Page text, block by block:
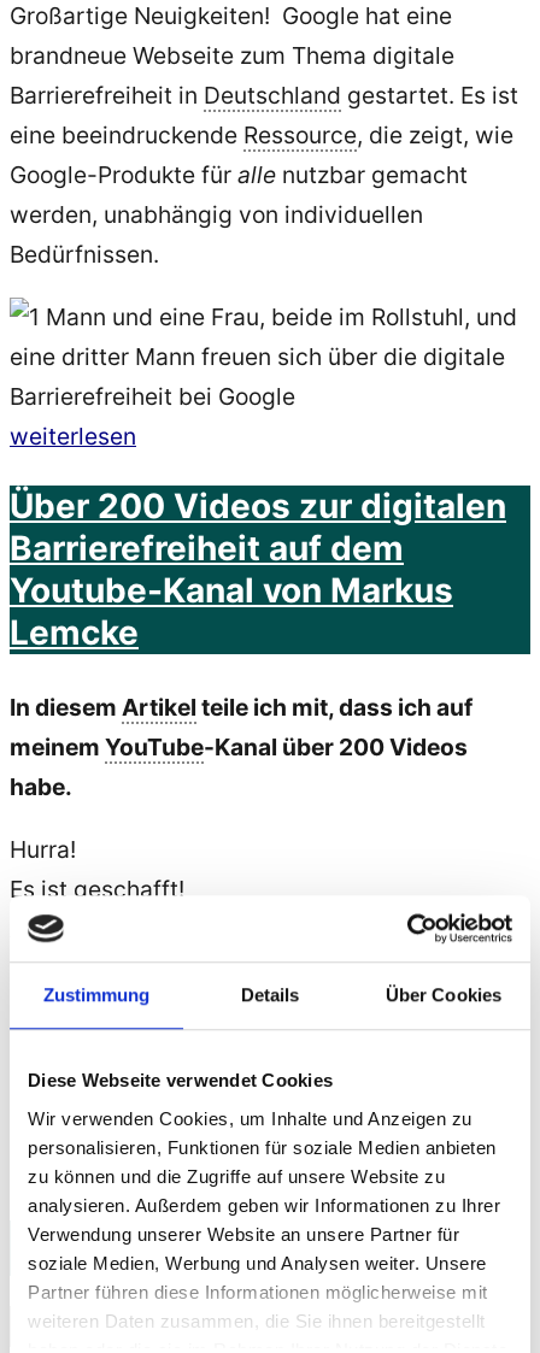
Zustimmung Details Über Cookies
Diese Webseite verwendet Cookies
Wir verwenden Cookies, um Inhalte und Anzeigen zu
personalisieren, Funktionen für soziale Medien anbieten
zu können und die Zugriffe auf unsere Website zu
analysieren. Außerdem geben wir Informationen zu Ihrer
Verwendung unserer Website an unsere Partner für
soziale Medien, Werbung und Analysen weiter. Unsere
Partner führen diese Informationen möglicherweise mit
weiteren Daten zusammen, die Sie ihnen bereitgestellt
Großartige Neuigkeiten! Google hat eine
brandneue Webseite zum Thema digitale
Barrierefreiheit in Deutschland gestartet. Es ist
eine beeindruckende Ressource, die zeigt, wie
Google-Produkte für alle nutzbar gemacht
werden, unabhängig von individuellen
Bedürfnissen.
„Google
Zeichen:
Neue
deutsche
Webseite
digitalen
Barrierefreiheit“
weiterlesen
Über 200 Videos zur digitalen
Barrierefreiheit auf dem
Youtube-Kanal von Markus
Lemcke
In diesem Artikel teile ich mit, dass ich auf
meinem YouTube-Kanal über 200 Videos
habe.
Hurra!
Es ist geschafft!
Auf meinem
gibt es seit heute
über 200 Videos zur digitalenBarrierefreiheit.
Ich freue mich und bin stolz!
Hier ein Video: Samsung Galaxy A53 5G –
Barrierefreiheit bei Android 12 – Überblick
Suche
Suchen